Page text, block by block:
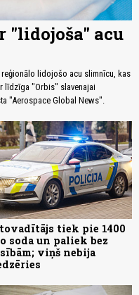
"lidojoša" acu
lidojošo acu slimnīcu, kas
līdzīga "Orbis" slavenajai
"Aerospace Global News".
tiek pie 1400
soda un paliek bez
viņš nebija